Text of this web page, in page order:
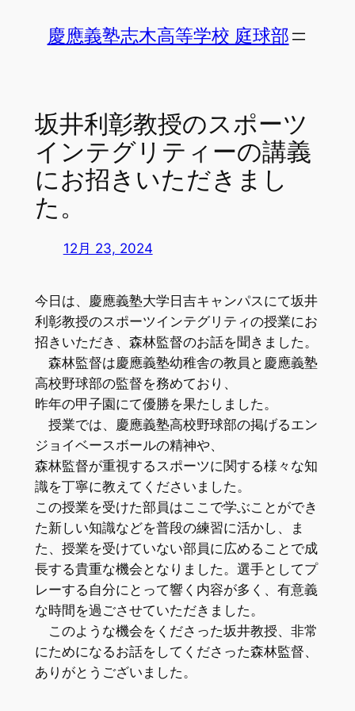
慶應義塾志木高等学校 庭球部
坂井利彰教授のスポーツ
インテグリティーの講義
にお招きいただきまし
た。
12月 23, 2024
今日は、慶應義塾大学日吉キャンパスにて坂井
利彰教授のスポーツインテグリティの授業にお
招きいただき、森林監督のお話を聞きました。
森林監督は慶應義塾幼稚舎の教員と慶應義塾
高校野球部の監督を務めており、
昨年の甲子園にて優勝を果たしました。
授業では、慶應義塾高校野球部の掲げるエン
ジョイベースボールの精神や、
森林監督が重視するスポーツに関する様々な知
識を丁寧に教えてくださいました。
この授業を受けた部員はここで学ぶことができ
た新しい知識などを普段の練習に活かし、ま
た、授業を受けていない部員に広めることで成
長する貴重な機会となりました。選手としてプ
レーする自分にとって響く内容が多く、有意義
な時間を過ごさせていただきました。
このような機会をくださった坂井教授、非常
にためになるお話をしてくださった森林監督、
ありがとうございました。